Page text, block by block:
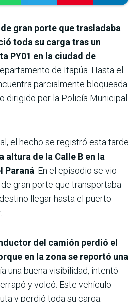
gran porte que trasladaba
toda su carga tras un
PY01 en la ciudad de
de Itapúa. Hasta el
parcialmente bloqueada
dirigido por la Policía Municipal
el hecho se registró esta tarde
altura de la Calle B en la
Paraná . En el episodio se vio
gran porte que transportaba
llegar hasta el puerto
del camión perdió el
en la zona se reportó una
una buena visibilidad, intentó
y volcó. Este vehículo
y perdió toda su carga,